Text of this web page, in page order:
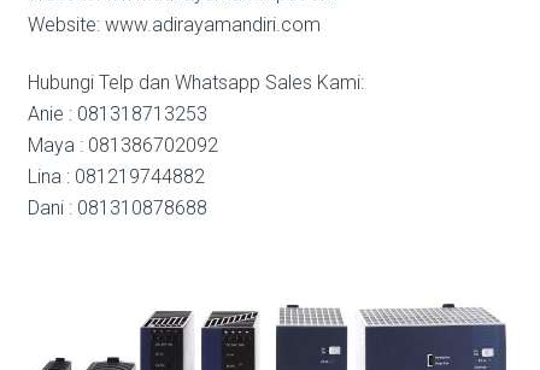
Website: www.adirayamandiri.com
Hubungi Telp dan Whatsapp Sales Kami:
Anie : 081318713253
Maya : 081386702092
Lina : 081219744882
Dani : 081310878688